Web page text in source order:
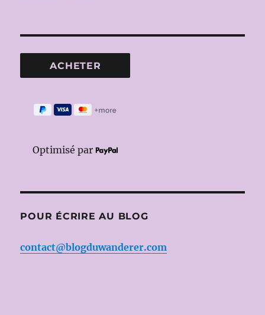
Optimisé par
POUR ÉCRIRE AU BLOG
contact@blogduwanderer.com